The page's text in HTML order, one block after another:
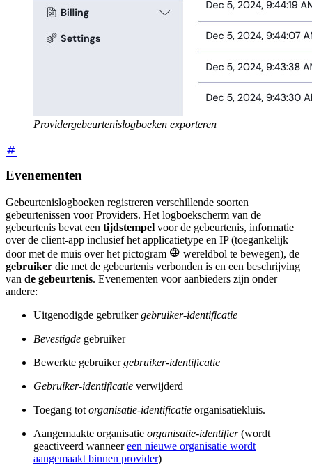
Providergebeurtenislogboeken exporteren
Evenementen
Gebeurtenislogboeken registreren verschillende soorten
gebeurtenissen voor Providers. Het logboekscherm van de
gebeurtenis bevat een tijdstempel voor de gebeurtenis, informatie
over de client-app inclusief het applicatietype en IP (toegankelijk
door met de muis over het pictogram  wereldbol te bewegen), de
gebruiker die met de gebeurtenis verbonden is en een beschrijving
van de gebeurtenis. Evenementen voor aanbieders zijn onder
andere:
Uitgenodigde gebruikergebruiker-identificatie
Bevestigde gebruiker
Bewerkte gebruikergebruiker-identificatie
Gebruiker-identificatie verwijderd
Toegang tot organisatie-identificatie organisatiekluis.
Aangemaakte organisatie organisatie-identifier(wordt
geactiveerd wanneereen nieuwe organisatie wordt
aangemaakt binnen provider)